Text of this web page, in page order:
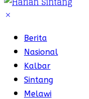
Berita
Nasional
Kalbar
Sintang
Melawi